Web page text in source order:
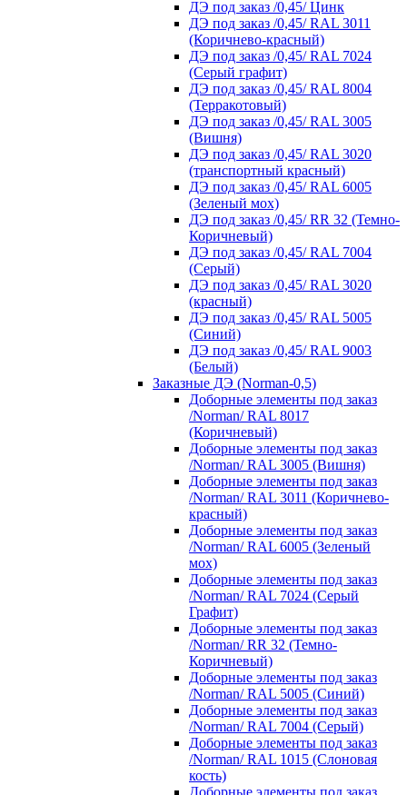
ДЭ под заказ /0,45/ Цинк
ДЭ под заказ /0,45/ RAL 3011
(Коричнево-красный)
ДЭ под заказ /0,45/ RAL 7024
(Серый графит)
ДЭ под заказ /0,45/ RAL 8004
(Терракотовый)
ДЭ под заказ /0,45/ RAL 3005
(Вишня)
ДЭ под заказ /0,45/ RAL 3020
(транспортный красный)
ДЭ под заказ /0,45/ RAL 6005
(Зеленый мох)
ДЭ под заказ /0,45/ RR 32 (Темно-
Коричневый)
ДЭ под заказ /0,45/ RAL 7004
(Серый)
ДЭ под заказ /0,45/ RAL 3020
(красный)
ДЭ под заказ /0,45/ RAL 5005
(Синий)
ДЭ под заказ /0,45/ RAL 9003
(Белый)
Заказные ДЭ (Norman-0,5)
Доборные элементы под заказ
/Norman/ RAL 8017
(Коричневый)
Доборные элементы под заказ
/Norman/ RAL 3005 (Вишня)
Доборные элементы под заказ
/Norman/ RAL 3011 (Коричнево-
красный)
Доборные элементы под заказ
/Norman/ RAL 6005 (Зеленый
мох)
Доборные элементы под заказ
/Norman/ RAL 7024 (Серый
Графит)
Доборные элементы под заказ
/Norman/ RR 32 (Темно-
Коричневый)
Доборные элементы под заказ
/Norman/ RAL 5005 (Синий)
Доборные элементы под заказ
/Norman/ RAL 7004 (Серый)
Доборные элементы под заказ
/Norman/ RAL 1015 (Слоновая
кость)
Доборные элементы под заказ